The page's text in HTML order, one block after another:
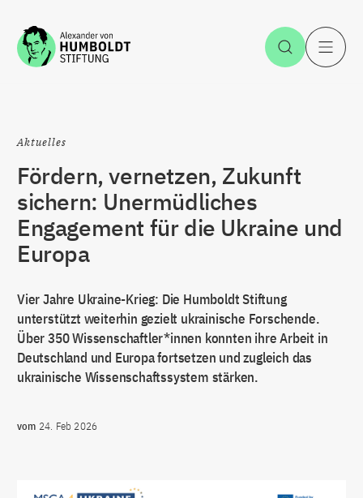
Zum Inhalt springen Suche
Aktuelles
Fördern, vernetzen, Zukunft
sichern: Unermüdliches
Engagement für die Ukraine und
Europa
Vier Jahre Ukraine-Krieg: Die Humboldt Stiftung
unterstützt weiterhin gezielt ukrainische Forschende.
Über 350 Wissenschaftler*innen konnten ihre Arbeit in
Deutschland und Europa fortsetzen und zugleich das
ukrainische Wissenschaftssystem stärken.
vom 24. Feb 2026